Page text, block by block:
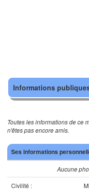
Informations
Toutes les informations de ce
n'êtes pas encore amis.
Ses informations
Aucune
Civilité :